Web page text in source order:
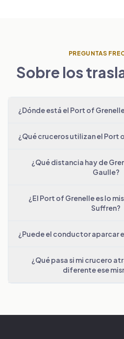
PREGUNTAS
Sobre los
¿Dónde está el Port of
¿Qué cruceros utilizan el Port
¿Qué distancia hay de
Gaulle?
¿El Port of Grenelle es lo
Suffren?
¿Puede el conductor aparcar
¿Qué pasa si mi crucero
diferente ese